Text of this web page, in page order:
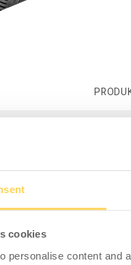
cookies
personalise content and
in ESD-
und
Kombination dieses
zum Stehen. Die
leichterer Trolleys
in die meisten